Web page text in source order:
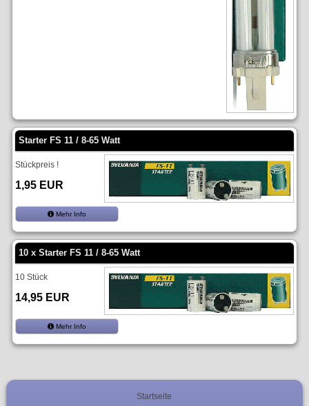
Starter FS 11 / 8-65 Watt
Stückpreis !
1,95 EUR
Mehr Info
10 x Starter FS 11 / 8-65 Watt
10 Stück
14,95 EUR
Mehr Info
Startseite